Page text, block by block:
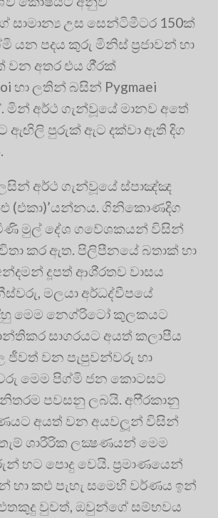
සාමාන්‍ය උස සෙන්ටිමීටර 150ක්
යන පදය කුරු මිනිස් ප‍්‍රජාවන් හා
වන අතර එය ගී‍්‍රක්
හා ලතින් බසින් Pygmaei
මින් අර්ථ ගැන්වූයේ මානව අතේ
ඇඟිලි පුරුක් ඇට දක්වා ඇති දිග
අර්ථ ගැන්වූයේ ස්පාඤ්ඤ
(එකා)’යන්නය. ගිනිකොණදිග
මුල් දේශ ගවේශකයන් විසින්
කර ඇත. පිලිපීනයේ බතාක් හා
දූපත් ආශි‍්‍රතව වාසය
මලයා අර්ධද්වීපයේ
මෙම නෙග්රිටෝ කුලකයට
සාගරයට අයත් කලාපීය
ජීවත් වන පැපුවන්වරු හා
මෙම පිග්මි ජන කොටසට
පවසනු ලබයි. අෆි‍්‍රකානු
අයත් වන අයවලූන් විසින්
ශාරීරික ලක්‍ෂණයන් මෙම
හට පොදු වෙයි. ප‍්‍රමාණයෙන්
හා කළු පැහැ සමෙහි වර්ණය ඉන්
එතකුදු වුවත්, ඔවුන්ගේ සම්භවය